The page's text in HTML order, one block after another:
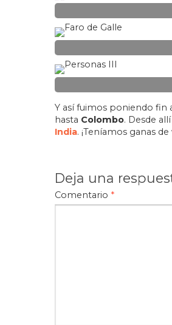
Y así fuimos poniendo fin
hasta Colombo. Desde
India. ¡Teníamos ganas
Deja una
Comentario *